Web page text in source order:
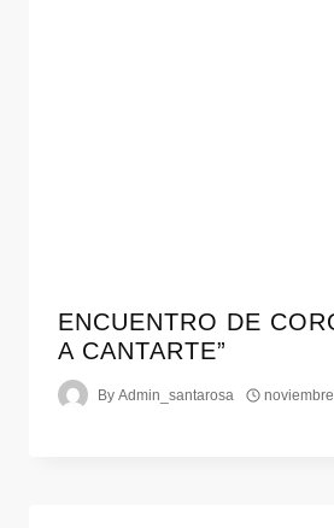
ENCUENTRO DE
A CANTARTE”
By Admin_santarosa